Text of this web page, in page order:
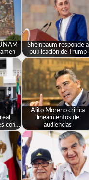
Sheinbaum responde a
publicación de Trump
con…
Alito Moreno critica
lineamientos de
audiencias